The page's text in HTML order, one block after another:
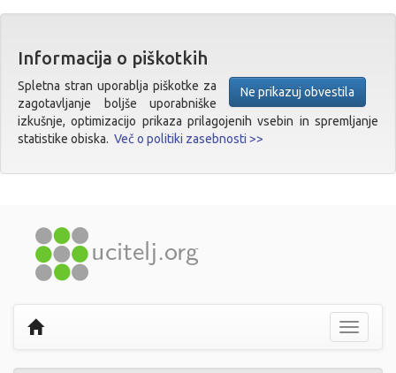
Informacija o piškotkih
Ne prikazuj obvestila
Spletna stran uporablja piškotke za
zagotavljanje boljše uporabniške
izkušnje, optimizacijo prikaza prilagojenih vsebin in spremljanje
statistike obiska. Več o politiki zasebnosti >>
Prikaži